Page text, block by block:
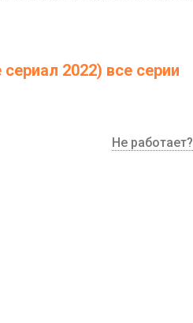
в случае победы выйти за
2022) все серии
Не работает?